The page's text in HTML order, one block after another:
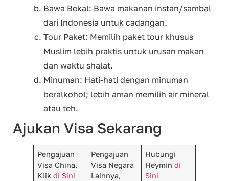
Bawa Bekal: Bawa makanan instan/sambal
dari Indonesia untuk cadangan.
Tour Paket: Memilih paket tour khusus
Muslim lebih praktis untuk urusan makan
dan waktu shalat.
Minuman: Hati-hati dengan minuman
beralkohol; lebih aman memilih air mineral
atau teh.
Ajukan Visa Sekarang
Pengajuan
Visa China,
Klikdi Sini
Pengajuan
Visa Negara
Lainnya,
Hubungi
Heymindi
Sini